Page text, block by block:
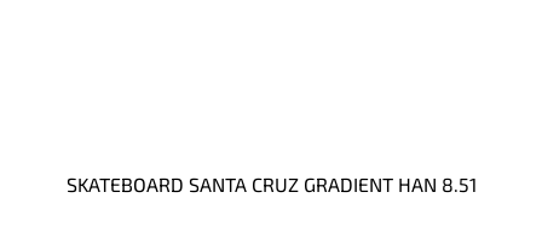
SKATEBOARD SANTA CRUZ GRADIENT HAN 8.51